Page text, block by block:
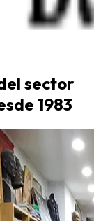
sector
1983